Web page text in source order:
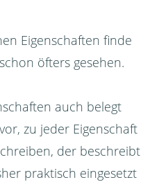
Eigenschaften finde
öfters gesehen.
auch belegt
zu jeder Eigenschaft
der beschreibt
praktisch eingesetzt